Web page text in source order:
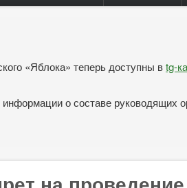
«Яблока» теперь доступны вtg-
о составе руководящих